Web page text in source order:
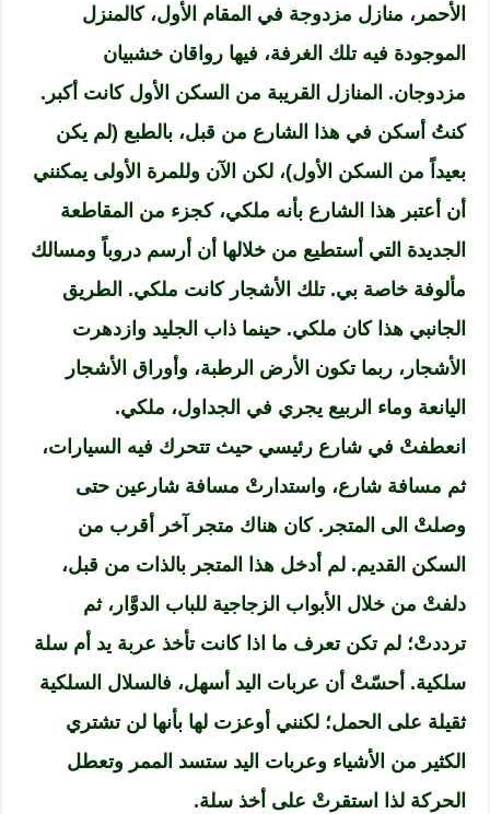
الأحمر، منازل مزدوجة في المقام الأول، كالمنزل
الموجودة فيه تلك الغرفة، فيها رواقان خشبيان
مزدوجان. المنازل القريبة من السكن الأول كانت أكبر.
كنتُ أسكن في هذا الشارع من قبل، بالطبع (لم يكن
بعيداً من السكن الأول)، لكن الآن وللمرة الأولى يمكنني
أن أعتبر هذا الشارع بأنه ملكي، كجزء من المقاطعة
الجديدة التي أستطيع من خلالها أن أرسم دروباً ومسالك
مألوفة خاصة بي. تلك الأشجار كانت ملكي. الطريق
الجانبي هذا كان ملكي. حينما ذاب الجليد وازدهرت
الأشجار، ربما تكون الأرض الرطبة، وأوراق الأشجار
اليانعة وماء الربيع يجري في الجداول، ملكي.
انعطفتْ في شارع رئيسي حيث تتحرك فيه السيارات،
ثم مسافة شارع، واستدارتْ مسافة شارعين حتى
وصلتْ الى المتجر. كان هناك متجر آخر أقرب من
السكن القديم. لم أدخل هذا المتجر بالذات من قبل،
دلفتْ من خلال الأبواب الزجاجية للباب الدوَّار، ثم
ترددتْ؛ لم تكن تعرف ما اذا كانت تأخذ عربة يد أم سلة
سلكية. أحسّتْ أن عربات اليد أسهل، فالسلال السلكية
ثقيلة على الحمل؛ لكنني أوعزت لها بأنها لن تشتري
الكثير من الأشياء وعربات اليد ستسد الممر وتعطل
الحركة لذا استقرتْ على أخذ سلة.